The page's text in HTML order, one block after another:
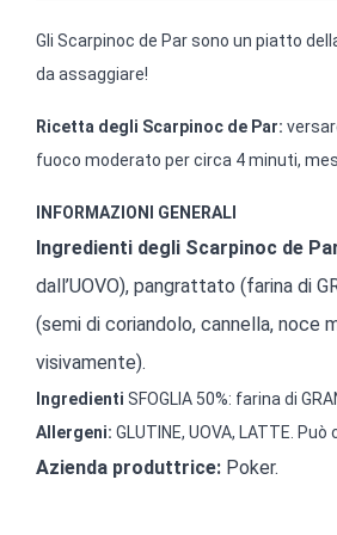
Gli Scarpinoc de Par sono un piatto
da assaggiare!
Ricetta degli Scarpinoc de Par:
fuoco moderato per circa 4 minuti,
INFORMAZIONI GENERALI
Ingredienti degli Scarpinoc de
dall’UOVO), pangrattato (farina di
(semi di coriandolo, cannella, noce
visivamente).
Ingredienti SFOGLIA 50%: farina di
Allergeni: GLUTINE, UOVA, LATTE. Può
Azienda produttrice: Poker.